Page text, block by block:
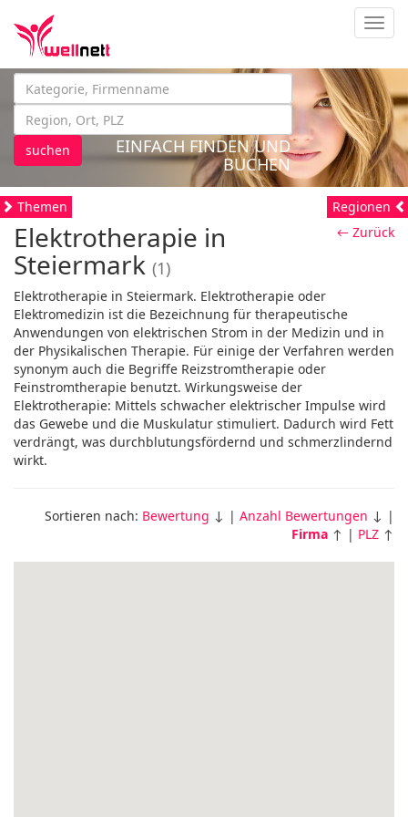
suchen
EINFACH FINDEN UND
BUCHEN
Themen
← Zurück
Elektrotherapie in
Steiermark (1)
Elektrotherapie in Steiermark. Elektrotherapie oder
Elektromedizin ist die Bezeichnung für therapeutische
Anwendungen von elektrischen Strom in der Medizin und in
der Physikalischen Therapie. Für einige der Verfahren werden
synonym auch die Begriffe Reizstromtherapie oder
Feinstromtherapie benutzt. Wirkungsweise der
Elektrotherapie: Mittels schwacher elektrischer Impulse wird
das Gewebe und die Muskulatur stimuliert. Dadurch wird Fett
verdrängt, was durchblutungsfördernd und schmerzlindernd
wirkt.
Sortieren nach: Bewertung ↓ | Anzahl Bewertungen ↓ |
Firma ↑ | PLZ ↑
Regionen